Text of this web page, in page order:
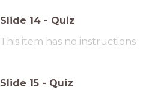
Slide 14 - Quiz
This item has no instructions
Slide 15 - Quiz